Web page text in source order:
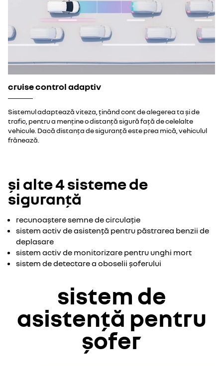
cruise control adaptiv
Sistemul adaptează viteza, ținând cont de alegerea ta și de
trafic, pentru a menține o distanță sigură față de celelalte
vehicule. Dacă distanța de siguranță este prea mică, vehiculul
frânează.
și alte 4 sisteme de
siguranță
recunoaștere semne de circulație
sistem activ de asistență pentru păstrarea benzii de
deplasare
sistem activ de monitorizare pentru unghi mort
sistem de detectare a oboselii șoferului
sistem de
asistență pentru
șofer